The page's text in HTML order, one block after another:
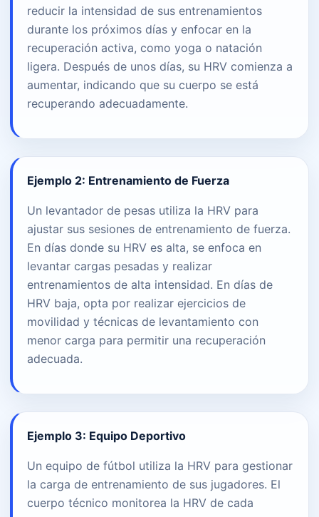
reducir la intensidad de sus entrenamientos
durante los próximos días y enfocar en la
recuperación activa, como yoga o natación
ligera. Después de unos días, su HRV comienza a
aumentar, indicando que su cuerpo se está
recuperando adecuadamente.
Ejemplo 2: Entrenamiento de Fuerza
Un levantador de pesas utiliza la HRV para
ajustar sus sesiones de entrenamiento de fuerza.
En días donde su HRV es alta, se enfoca en
levantar cargas pesadas y realizar
entrenamientos de alta intensidad. En días de
HRV baja, opta por realizar ejercicios de
movilidad y técnicas de levantamiento con
menor carga para permitir una recuperación
adecuada.
Ejemplo 3: Equipo Deportivo
Un equipo de fútbol utiliza la HRV para gestionar
la carga de entrenamiento de sus jugadores. El
cuerpo técnico monitorea la HRV de cada